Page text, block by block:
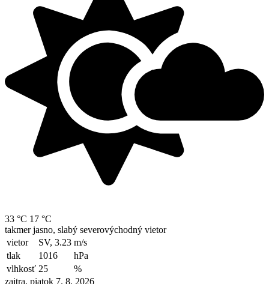
33 °C 17 °C
takmer jasno, slabý severovýchodný vietor
vietor
SV, 3.23 m/s
tlak
1016
hPa
vlhkosť 25
%
zajtra, piatok 7. 8. 2026